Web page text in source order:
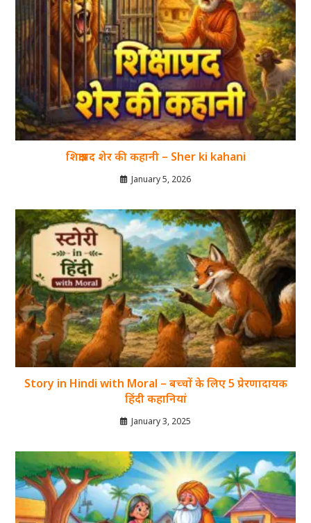
शिक्षाप्रद शेर की कहानी – Sher ki kahani
January 5, 2026
Story in Hindi with Moral – बच्चों के लिए 5 प्रेरणादायक
हिंदी कहानियां
January 3, 2025